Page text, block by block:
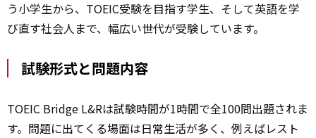
う小学生から、TOEIC受験を目指す学生、そして英語を学
び直す社会人まで、幅広い世代が受験しています。
試験形式と問題内容
TOEIC Bridge L&Rは試験時間が1時間で全100問出題されま
す。問題に出てくる場面は日常生活が多く、例えばレスト